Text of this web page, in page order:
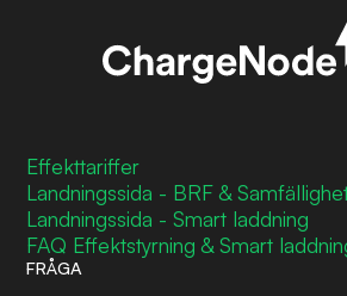
Effekttariffer
Landningssida - BRF &
Landningssida - Smart laddning
FAQ Effektstyrning & Smart
FRÅGA